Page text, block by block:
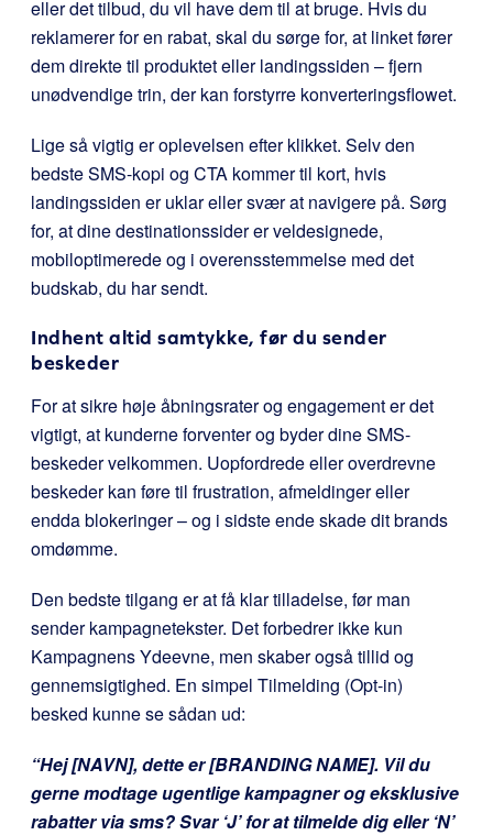
eller det tilbud, du vil have dem til at bruge. Hvis du
reklamerer for en rabat, skal du sørge for, at linket fører
dem direkte til produktet eller landingssiden – fjern
unødvendige trin, der kan forstyrre konverteringsflowet.
Lige så vigtig er oplevelsen efter klikket. Selv den
bedste SMS-kopi og CTA kommer til kort, hvis
landingssiden er uklar eller svær at navigere på. Sørg
for, at dine destinationssider er veldesignede,
mobiloptimerede og i overensstemmelse med det
budskab, du har sendt.
Indhent altid samtykke, før du sender
beskeder
For at sikre høje åbningsrater og engagement er det
vigtigt, at kunderne forventer og byder dine SMS-
beskeder velkommen. Uopfordrede eller overdrevne
beskeder kan føre til frustration, afmeldinger eller
endda blokeringer – og i sidste ende skade dit brands
omdømme.
Den bedste tilgang er at få klar tilladelse, før man
sender kampagnetekster. Det forbedrer ikke kun
Kampagnens Ydeevne, men skaber også tillid og
gennemsigtighed. En simpel Tilmelding (Opt-in)
besked kunne se sådan ud:
“Hej [NAVN], dette er [BRANDING NAME]. Vil du
gerne modtage ugentlige kampagner og eksklusive
rabatter via sms? Svar ‘J’ for at tilmelde dig eller ‘N’